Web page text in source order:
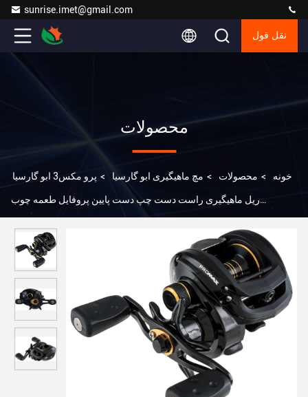
sunrise.imet@gmail.com
نقل قول
محصولات
خونه > محصولات > مچ ماهیگیری ابو گارسیا > پرو مکس3 ابو گارسیا
ریل ماهیگیری راست دست چپ دست پایین پروفایل طعمه چوب